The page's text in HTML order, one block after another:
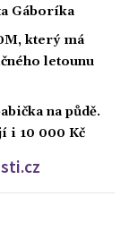
Gáboríka
který má
letounu
na půdě.
i 10 000 Kč